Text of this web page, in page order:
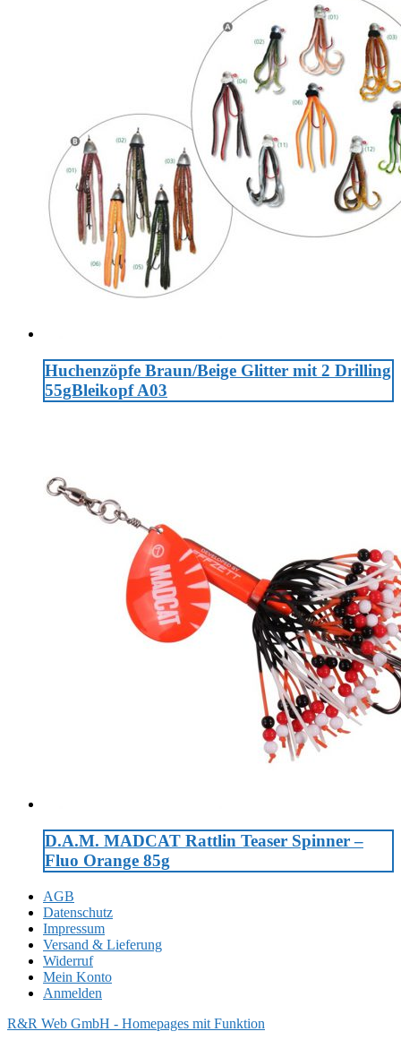
Huchenzöpfe Braun/Beige Glitter mit 2 Drilling
55gBleikopf A03
D.A.M. MADCAT Rattlin Teaser Spinner –
Fluo Orange 85g
AGB
Datenschutz
Impressum
Versand & Lieferung
Widerruf
Mein Konto
Anmelden
R&R Web GmbH - Homepages mit Funktion